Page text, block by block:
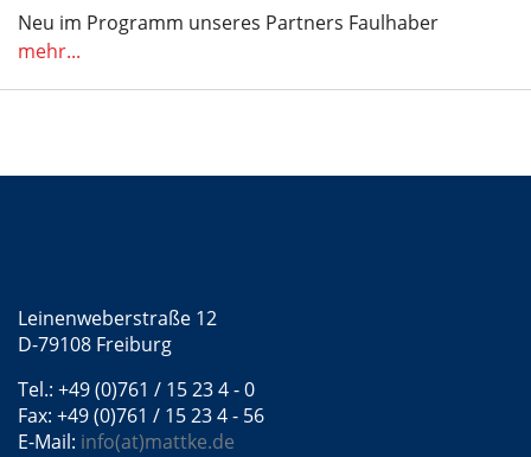
Neu im Programm unseres Partners Faulhaber
mehr...
Leinenweberstraße 12
D-79108 Freiburg
Tel.: +49 (0)761 / 15 23 4 - 0
Fax: +49 (0)761 / 15 23 4 - 56
E-Mail: info(at)mattke.de